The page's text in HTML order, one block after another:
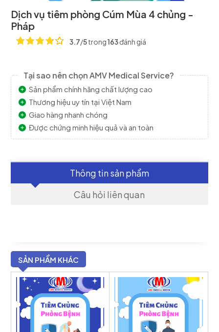
Dịch vụ tiêm phòng Cúm Mùa 4 chủng -
Pháp
3.7/5trong163đánh giá
Tại sao nên chọn AMV Medical Service?
Sản phẩm chính hãng chất lượng cao
Thương hiệu uy tín tại Việt Nam
Giao hàng nhanh chóng
Được chứng minh hiệu quả và an toàn
Thông tin sản phẩm
Câu hỏi liên quan
SẢN PHẨM KHÁC